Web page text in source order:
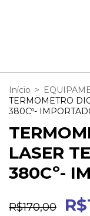
Início >
TERMOMETRO
380Cº-
LASER
380Cº-
R$170,00